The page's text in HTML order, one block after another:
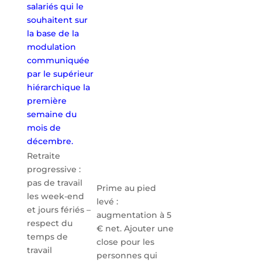
salariés qui le
souhaitent sur
la base de la
modulation
communiquée
par le supérieur
hiérarchique la
première
semaine du
mois de
décembre.
Retraite
progressive :
pas de travail
les week-end
et jours fériés –
respect du
temps de
travail
Prime au pied
levé :
augmentation à 5
€ net. Ajouter une
close pour les
personnes qui